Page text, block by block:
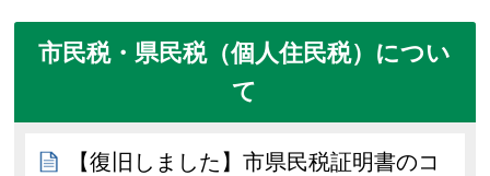
市民税・県民税（個人住民税）につい
て
【復旧しました】市県民税証明書のコ